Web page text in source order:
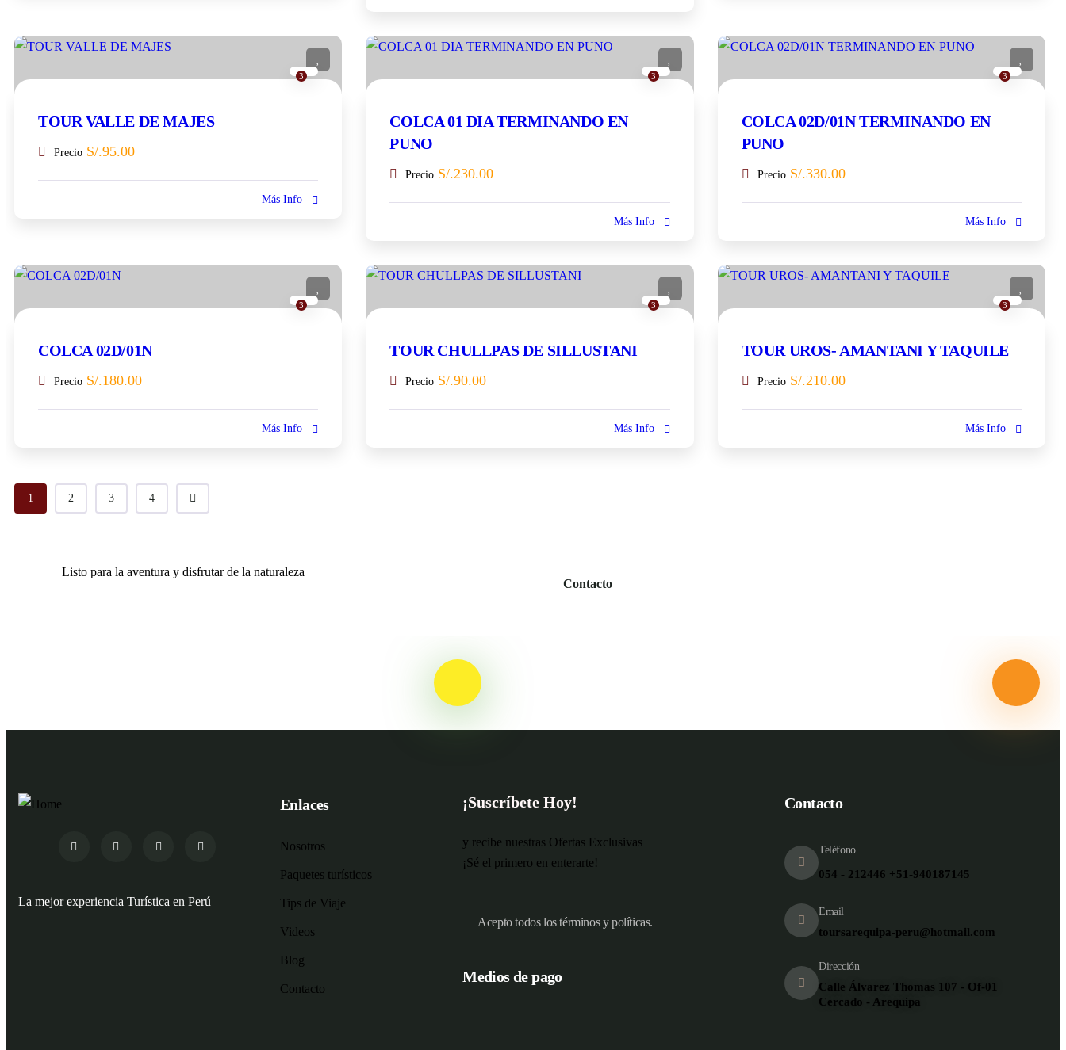
3
TOUR VALLE DE MAJES
Precio S/.95.00
Más Info
3
COLCA 01 DIA TERMINANDO EN
PUNO
Precio S/.230.00
Más Info
3
COLCA 02D/01N TERMINANDO EN
PUNO
Precio S/.330.00
Más Info
3
COLCA 02D/01N
Precio S/.180.00
Más Info
3
TOUR CHULLPAS DE SILLUSTANI
Precio S/.90.00
Más Info
3
TOUR UROS- AMANTANI Y TAQUILE
Precio S/.210.00
Más Info
1 2 3 4
Listo para la aventura y disfrutar de la naturaleza
Contacto
La mejor experiencia Turística en Perú
Enlaces
Nosotros
Paquetes turísticos
Tips de Viaje
Videos
Blog
Contacto
¡Suscríbete Hoy!
y recibe nuestras Ofertas Exclusivas
¡Sé el primero en enterarte!
Acepto todos los términos y políticas.
Medios de pago
Contacto
Teléfono
054 - 212446 +51-940187145
Email
toursarequipa-peru@hotmail.com
Dirección
Calle Álvarez Thomas 107 - Of-01
Cercado - Arequipa